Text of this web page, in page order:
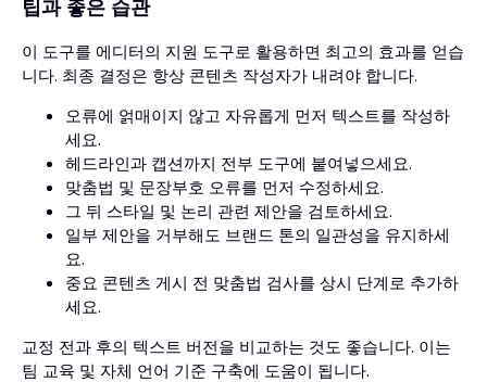
팁과 좋은 습관
이 도구를 에디터의 지원 도구로 활용하면 최고의 효과를 얻습
니다. 최종 결정은 항상 콘텐츠 작성자가 내려야 합니다.
오류에 얽매이지 않고 자유롭게 먼저 텍스트를 작성하
세요.
헤드라인과 캡션까지 전부 도구에 붙여넣으세요.
맞춤법 및 문장부호 오류를 먼저 수정하세요.
그 뒤 스타일 및 논리 관련 제안을 검토하세요.
일부 제안을 거부해도 브랜드 톤의 일관성을 유지하세
요.
중요 콘텐츠 게시 전 맞춤법 검사를 상시 단계로 추가하
세요.
교정 전과 후의 텍스트 버전을 비교하는 것도 좋습니다. 이는
팀 교육 및 자체 언어 기준 구축에 도움이 됩니다.